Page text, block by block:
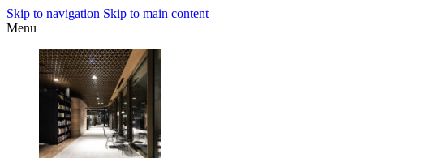
Skip to navigation Skip to main content
Menu